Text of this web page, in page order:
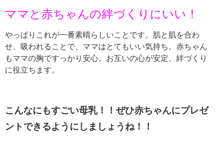
ママと赤ちゃんの絆づくりにいい！
やっぱりこれが一番素晴らしいことです。肌と肌を合わ
せ、吸われることで、ママはとてもいい気持ち。赤ちゃん
もママの胸ですっかり安心。お互いの心が安定、絆づくり
に役立ちます。
こんなにもすごい母乳！！ぜひ赤ちゃんにプレゼ
ントできるようにしましょうね！！